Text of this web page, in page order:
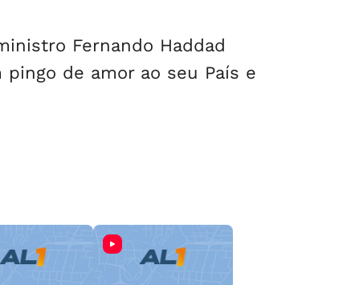
Fernando Haddad
de amor ao seu País e